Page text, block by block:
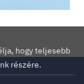
hogy teljesebb
részére.